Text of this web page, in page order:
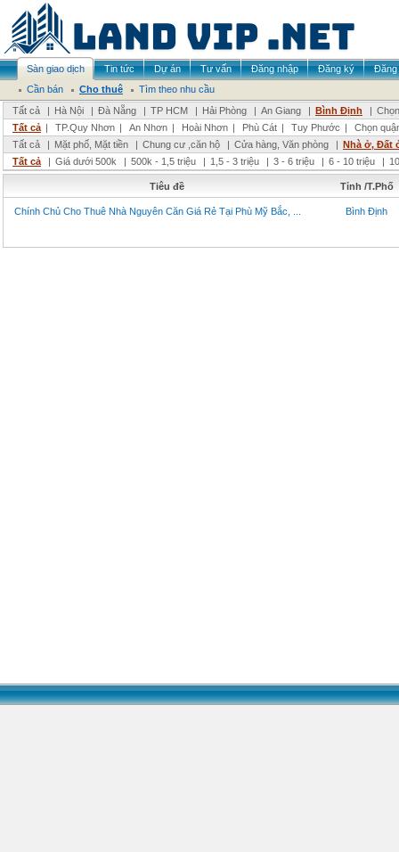
Sàn giao dịch Tin tức Dự án Tư vấn Đăng nhập Đăng ký
Đăng
Cần bán
Cho thuê
Tìm theo nhu cầu
Tất cả
| Hà Nội | Đà Nẵng | TP HCM | Hải Phòng | An Giang | Bình Định |
Tất cả | TP.Quy Nhơn | An Nhơn | Hoài Nhơn | Phù Cát | Tuy Phước |
Chọn
Tất cả
| Mặt phố, Mặt tiền | Chung cư ,căn hộ | Cửa hàng, Văn phòng | Nhà ở, Đất
Tất cả
| Giá dưới 500k | 500k - 1,5 triệu | 1,5 - 3 triệu | 3 - 6 triệu | 6 - 10 triệu |
Tiêu đề Tỉnh /T.Phố
Chính Chủ Cho Thuê Nhà Nguyên Căn Giá Rẻ Tại Phù Mỹ Bắc, ... Bình Định